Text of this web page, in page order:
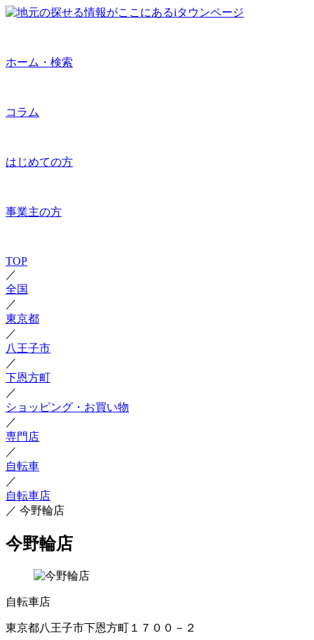
ホーム・検索
コラム
はじめての方
事業主の方
TOP
／
全国
／
東京都
／
八王子市
／
下恩方町
／
ショッピング・お買い物
／
専門店
／
自転車
／
自転車店
／ 今野輪店
今野輪店
自転車店
東京都八王子市下恩方町１７００－２